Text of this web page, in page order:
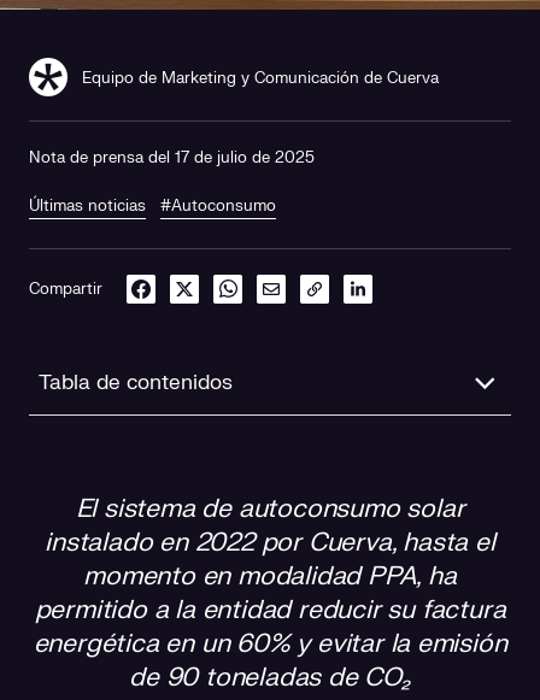
Equipo de Marketing y Comunicación de Cuerva
Nota de prensa del 17 de julio de 2025
Últimas noticias #Autoconsumo
Compartir
Tabla de contenidos
Resultados medibles: ahorro, impacto y continuidad
operativa
Una inversión que refuerza su misión social
Una relación que va más allá de la energía
El sistema de autoconsumo solar
instalado en 2022 por Cuerva, hasta el
momento en modalidad PPA, ha
permitido a la entidad reducir su factura
energética en un 60% y evitar la emisión
de 90 toneladas de CO₂